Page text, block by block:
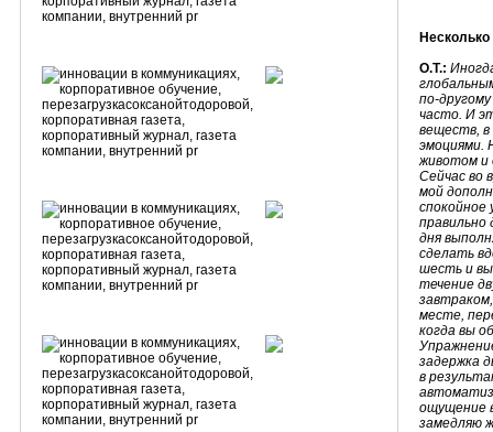
О.Т.:
по-
часто. И
веществ, в
эмоциями.
животом и
Сейчас во
мой
спокойное
правильно
дня
сделать
шесть и
течение
месте,
когда вы
задержка
в
ощущение
замедляю